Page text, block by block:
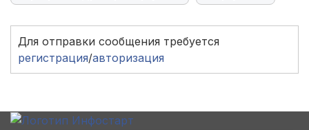
Для отправки сообщения требуется
регистрация/авторизация